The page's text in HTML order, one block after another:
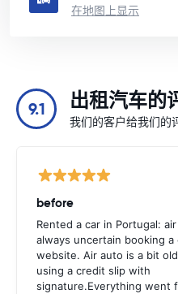
在地图上显示
9.1 出租汽车的
我们的客户给我们的
before
Rented a car in Portugal:
always uncertain booking a
website. Air auto is a bit
using a credit slip with
signature.Everything went